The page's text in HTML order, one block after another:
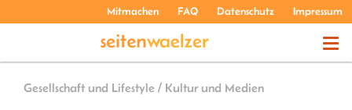
Mitmachen FAQ Datenschutz Impressum
THEMEN
Gesellschaft und Lifestyle / Kultur und Medien